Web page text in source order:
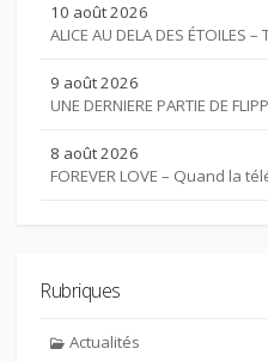
10 août 2026
ALICE AU DELA DES ÉTOILES –
9 août 2026
UNE DERNIERE PARTIE DE
8 août 2026
FOREVER LOVE – Quand la
Rubriques
Actualités